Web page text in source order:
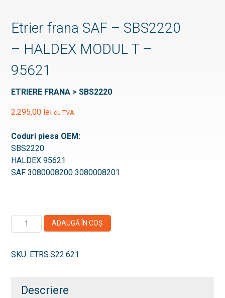
Etrier frana SAF – SBS2220
– HALDEX MODUL T –
95621
ETRIERE FRANA > SBS2220
2.295,00 lei cu TVA
Coduri piesa OEM:
SBS2220
HALDEX 95621
SAF 3080008200 3080008201
Cantitate
Etrier
SAF
ADAUGĂ ÎN COȘ
SKU: ETRS.S22.621
Descriere